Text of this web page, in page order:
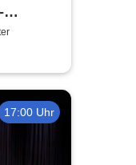
17:00 Uhr